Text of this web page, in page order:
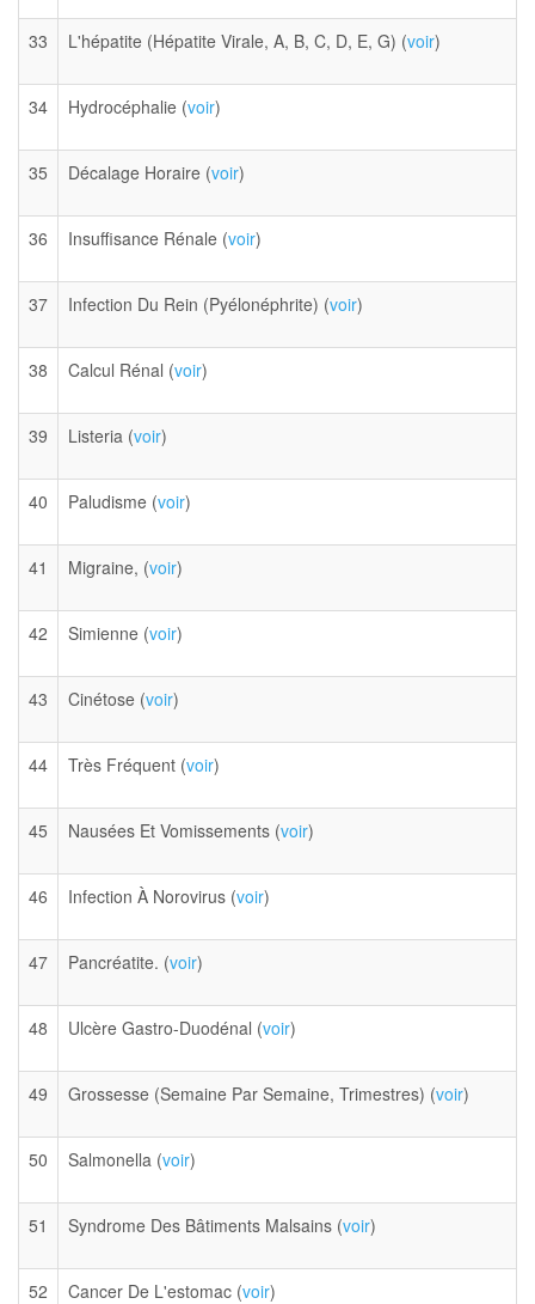
33 L'hépatite (Hépatite Virale, A, B, C, D, E, G) (voir)
34 Hydrocéphalie (voir)
35 Décalage Horaire (voir)
36 Insuffisance Rénale (voir)
37 Infection Du Rein (Pyélonéphrite) (voir)
38 Calcul Rénal (voir)
39 Listeria (voir)
40 Paludisme (voir)
41 Migraine, (voir)
42 Simienne (voir)
43 Cinétose (voir)
44 Très Fréquent (voir)
45 Nausées Et Vomissements (voir)
46 Infection À Norovirus (voir)
47 Pancréatite. (voir)
48 Ulcère Gastro-Duodénal (voir)
49 Grossesse (Semaine Par Semaine, Trimestres) (voir)
50 Salmonella (voir)
51 Syndrome Des Bâtiments Malsains (voir)
52 Cancer De L'estomac (voir)